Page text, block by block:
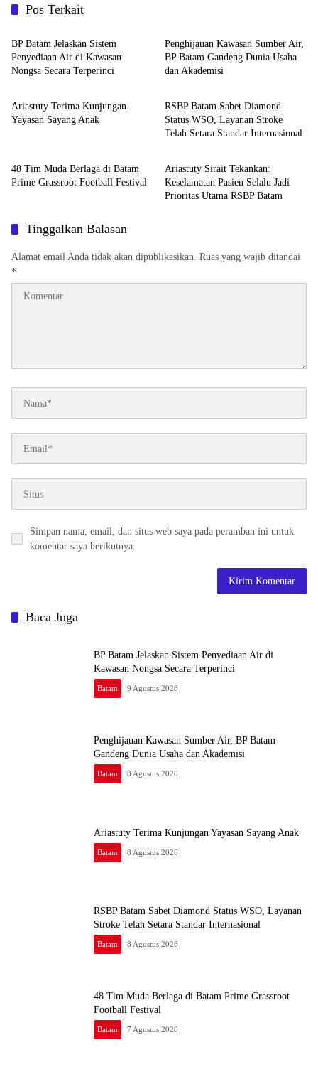
Pos Terkait
Batam
BP Batam Jelaskan Sistem
Penyediaan Air di Kawasan
Nongsa Secara Terperinci
Penghijauan Kawasan Sumber Air,
BP Batam Gandeng Dunia Usaha
dan Akademisi
Batam
Ariastuty Terima Kunjungan
Yayasan Sayang Anak
Batam
RSBP Batam Sabet Diamond
Status WSO, Layanan Stroke
Telah Setara Standar Internasional
48 Tim Muda Berlaga di Batam
Prime Grassroot Football Festival
Batam
Ariastuty Sirait Tekankan:
Keselamatan Pasien Selalu Jadi
Prioritas Utama RSBP Batam
Tinggalkan Balasan
Alamat email Anda tidak akan dipublikasikan. Ruas yang wajib ditandai
*
Simpan nama, email, dan situs web saya pada peramban ini untuk
komentar saya berikutnya.
Baca Juga
BP Batam Jelaskan Sistem Penyediaan Air di
Kawasan Nongsa Secara Terperinci
Batam 9 Agustus 2026
Penghijauan Kawasan Sumber Air, BP Batam
Gandeng Dunia Usaha dan Akademisi
Batam 8 Agustus 2026
Ariastuty Terima Kunjungan Yayasan Sayang Anak
Batam 8 Agustus 2026
RSBP Batam Sabet Diamond Status WSO, Layanan
Stroke Telah Setara Standar Internasional
Batam 8 Agustus 2026
48 Tim Muda Berlaga di Batam Prime Grassroot
Football Festival
Batam 7 Agustus 2026